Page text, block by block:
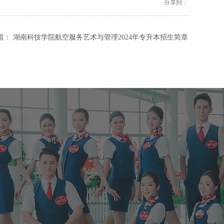
分享到：
： 湖南科技学院航空服务艺术与管理2024年专升本招生简章